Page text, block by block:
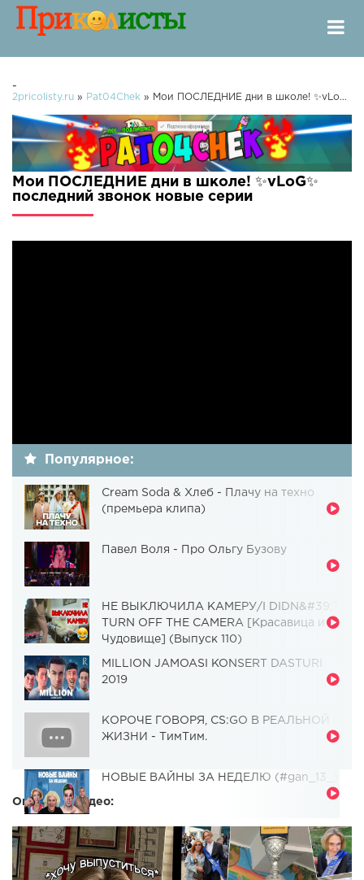
-
2pricolisty.ru » Pat04Chek » Мои ПОСЛЕДНИЕ дни в школе! ✨vLoG✨ последний звонок
Мои ПОСЛЕДНИЕ дни в школе! ✨vLoG✨
последний звонок новые серии
Популярное:
Cream Soda & Хлеб - Плачу на техно
(премьера клипа)
Павел Воля - Про Ольгу Бузову
НЕ ВЫКЛЮЧИЛА КАМЕРУ/I DIDN&#39;T
TURN OFF THE CAMERA [Красавица и
Чудовище] (Выпуск 110)
MILLION JAMOASI KONSERT DASTURI
2019
КОРОЧЕ ГОВОРЯ, CS:GO В РЕАЛЬНОЙ
ЖИЗНИ - ТимТим.
НОВЫЕ ВАЙНЫ ЗА НЕДЕЛЮ (#gan_13_)
Описание видео: